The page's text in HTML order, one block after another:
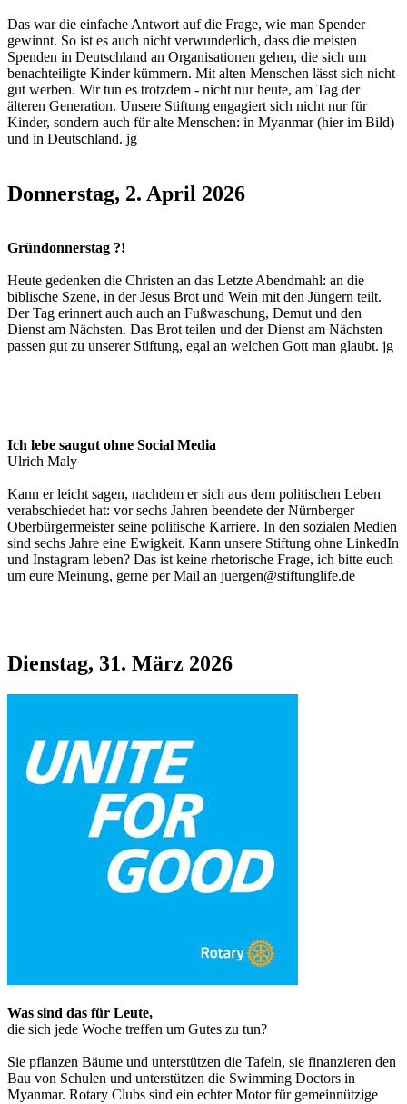
Das war die einfache Antwort auf die Frage, wie man Spender
gewinnt. So ist es auch nicht verwunderlich, dass die meisten
Spenden in Deutschland an Organisationen gehen, die sich um
benachteiligte Kinder kümmern. Mit alten Menschen lässt sich nicht
gut werben. Wir tun es trotzdem - nicht nur heute, am Tag der
älteren Generation. Unsere Stiftung engagiert sich nicht nur für
Kinder, sondern auch für alte Menschen: in Myanmar (hier im Bild)
und in Deutschland. jg
Donnerstag, 2. April 2026
Gründonnerstag ?!
Heute gedenken die Christen an das Letzte Abendmahl: an die
biblische Szene, in der Jesus Brot und Wein mit den Jüngern teilt.
Der Tag erinnert auch auch an Fußwaschung, Demut und den
Dienst am Nächsten. Das Brot teilen und der Dienst am Nächsten
passen gut zu unserer Stiftung, egal an welchen Gott man glaubt. jg
Ich lebe saugut ohne Social Media
Ulrich Maly
Kann er leicht sagen, nachdem er sich aus dem politischen Leben
verabschiedet hat: vor sechs Jahren beendete der Nürnberger
Oberbürgermeister seine politische Karriere. In den sozialen Medien
sind sechs Jahre eine Ewigkeit. Kann unsere Stiftung ohne LinkedIn
und Instagram leben? Das ist keine rhetorische Frage, ich bitte euch
um eure Meinung, gerne per Mail an juergen@stiftunglife.de
Dienstag, 31. März 2026
Was sind das für Leute,
die sich jede Woche treffen um Gutes zu tun?
Sie pflanzen Bäume und unterstützen die Tafeln, sie finanzieren den
Bau von Schulen und unterstützen die Swimming Doctors in
Myanmar. Rotary Clubs sind ein echter Motor für gemeinnützige